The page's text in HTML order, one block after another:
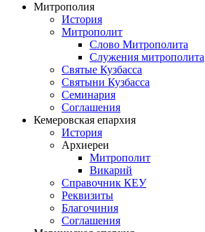
Митрополия
История
Митрополит
Слово Митрополита
Служения митрополита
Святые Кузбасса
Святыни Кузбасса
Семинария
Соглашения
Кемеровская епархия
История
Архиереи
Митрополит
Викарий
Справочник КЕУ
Реквизиты
Благочиния
Соглашения